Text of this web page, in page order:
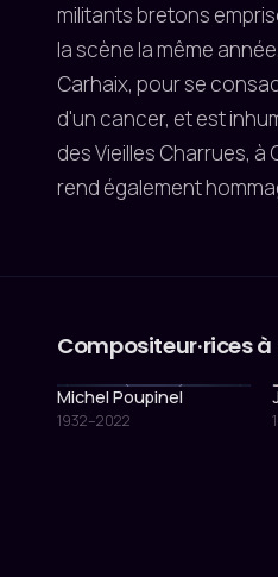
militants bretons
la scène la même
Carhaix, pour se
d'un cancer, et est
des Vieilles Charrues,
rend également
Compositeur·rices
Michel Poupinel
1932–2022